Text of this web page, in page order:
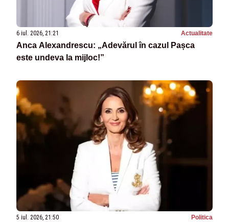
6 iul. 2026, 21:21 Actualitate
Anca Alexandrescu: „Adevărul în cazul Pașca
este undeva la mijloc!”
5 iul. 2026, 21:50 Politica